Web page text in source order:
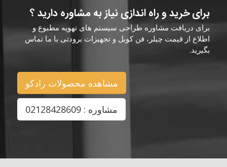
برای خرید و راه اندازی نیاز به مشاوره دارید ؟
برای دریافت مشاوره طراحی سیستم های تهویه مطبوع و
اطلاع از قیمت چیلر، فن کویل و تجهیزات برودتی با ما تماس
بگیرید.
مشاهده محصولات رادکو
مشاوره : 02128428609